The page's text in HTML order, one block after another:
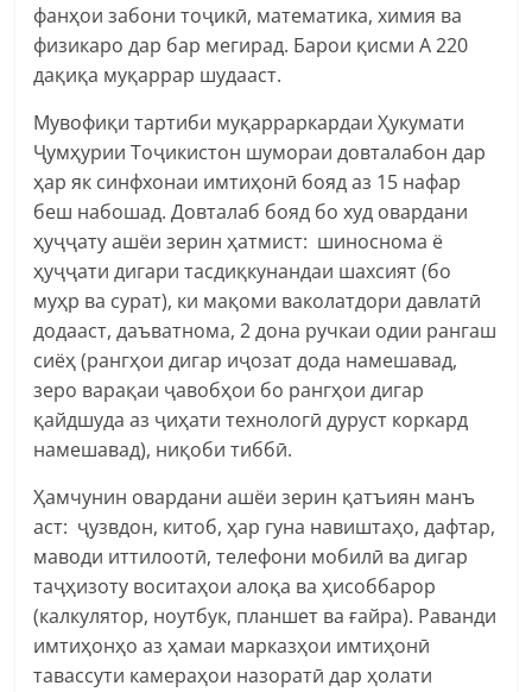
фанҳои забони тоҷикӣ, математика, химия ва
физикаро дар бар мегирад. Барои қисми А 220
дақиқа муқаррар шудааст.
Мувофиқи тартиби муқарраркардаи Ҳукумати
Ҷумҳурии Тоҷикистон шумораи довталабон дар
ҳар як синфхонаи имтиҳонӣ бояд аз 15 нафар
беш набошад. Довталаб бояд бо худ овардани
ҳуҷҷату ашёи зерин ҳатмист: шиноснома ё
ҳуҷҷати дигари тасдиқкунандаи шахсият (бо
муҳр ва сурат), ки мақоми ваколатдори давлатӣ
додааст, даъватнома, 2 дона ручкаи одии рангаш
сиёҳ (рангҳои дигар иҷозат дода намешавад,
зеро варақаи ҷавобҳои бо рангҳои дигар
қайдшуда аз ҷиҳати технологӣ дуруст коркард
намешавад), ниқоби тиббӣ.
Ҳамчунин овардани ашёи зерин қатъиян манъ
аст: ҷузвдон, китоб, ҳар гуна навиштаҳо, дафтар,
маводи иттилоотӣ, телефони мобилӣ ва дигар
таҷҳизоту воситаҳои алоқа ва ҳисоббарор
(калкулятор, ноутбук, планшет ва ғайра). Раванди
имтиҳонҳо аз ҳамаи марказҳои имтиҳонӣ
тавассути камераҳои назоратӣ дар ҳолати